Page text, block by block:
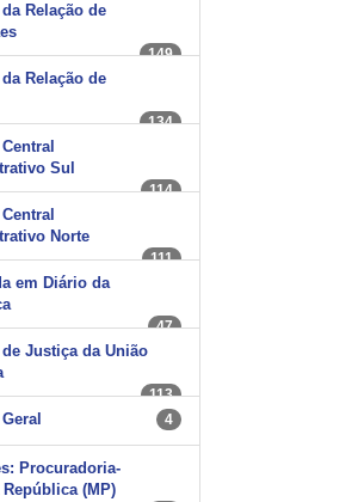
Relação de
149
Relação de
134
Sul
114
Norte
111
em Diário da
47
Justiça da União
113
4
Procuradoria-
(MP)